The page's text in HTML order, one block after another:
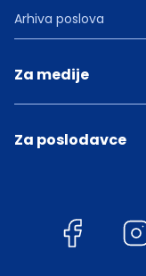
Arhiva poslova
Za medije
Za poslodavce